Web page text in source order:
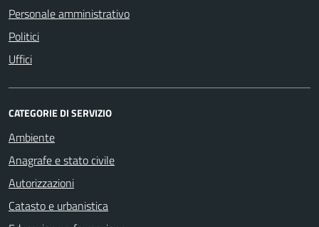
Personale amministrativo
Politici
Uffici
CATEGORIE DI SERVIZIO
Ambiente
Anagrafe e stato civile
Autorizzazioni
Catasto e urbanistica